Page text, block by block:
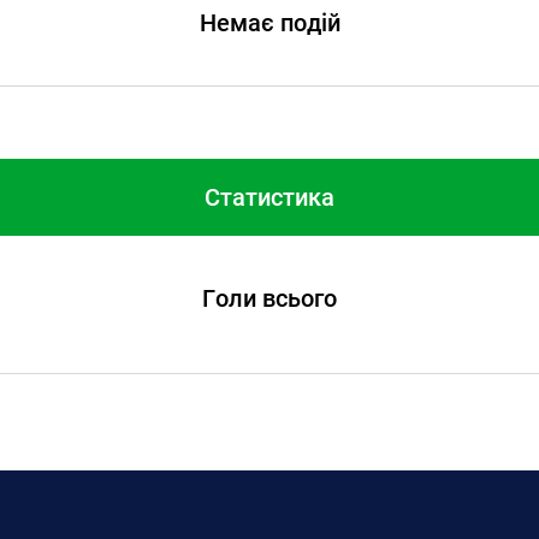
Немає подій
Статистика
Голи всього